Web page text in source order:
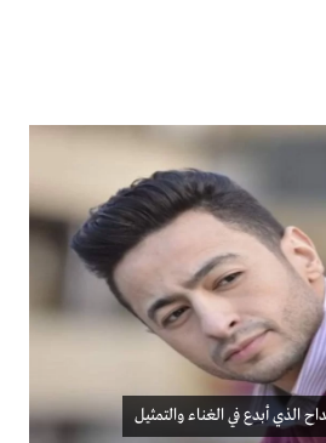
الذي أبدع في الغناء والتمثيل